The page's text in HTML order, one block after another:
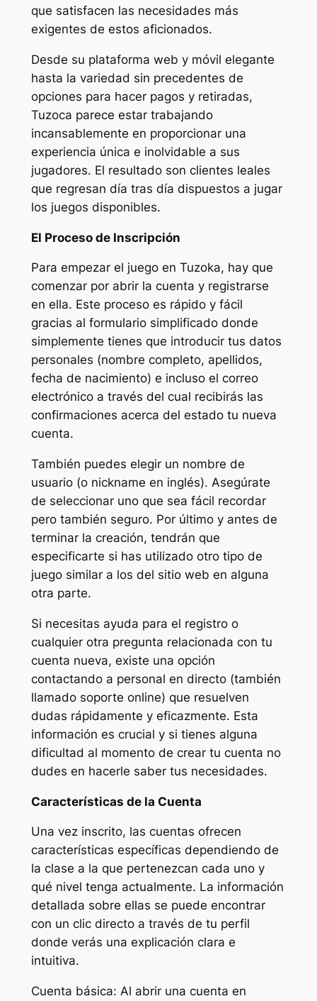
que satisfacen las necesidades más
exigentes de estos aficionados.
Desde su plataforma web y móvil elegante
hasta la variedad sin precedentes de
opciones para hacer pagos y retiradas,
Tuzoca parece estar trabajando
incansablemente en proporcionar una
experiencia única e inolvidable a sus
jugadores. El resultado son clientes leales
que regresan día tras día dispuestos a jugar
los juegos disponibles.
El Proceso de Inscripción
Para empezar el juego en Tuzoka, hay que
comenzar por abrir la cuenta y registrarse
en ella. Este proceso es rápido y fácil
gracias al formulario simplificado donde
simplemente tienes que introducir tus datos
personales (nombre completo, apellidos,
fecha de nacimiento) e incluso el correo
electrónico a través del cual recibirás las
confirmaciones acerca del estado tu nueva
cuenta.
También puedes elegir un nombre de
usuario (o nickname en inglés). Asegúrate
de seleccionar uno que sea fácil recordar
pero también seguro. Por último y antes de
terminar la creación, tendrán que
especificarte si has utilizado otro tipo de
juego similar a los del sitio web en alguna
otra parte.
Si necesitas ayuda para el registro o
cualquier otra pregunta relacionada con tu
cuenta nueva, existe una opción
contactando a personal en directo (también
llamado soporte online) que resuelven
dudas rápidamente y eficazmente. Esta
información es crucial y si tienes alguna
dificultad al momento de crear tu cuenta no
dudes en hacerle saber tus necesidades.
Características de la Cuenta
Una vez inscrito, las cuentas ofrecen
características específicas dependiendo de
la clase a la que pertenezcan cada uno y
qué nivel tenga actualmente. La información
detallada sobre ellas se puede encontrar
con un clic directo a través de tu perfil
donde verás una explicación clara e
intuitiva.
Cuenta básica: Al abrir una cuenta en